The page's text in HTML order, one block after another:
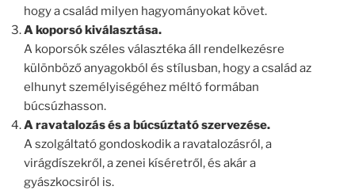
hogy a család milyen hagyományokat követ.
A koporsó kiválasztása.
A koporsók széles választéka áll rendelkezésre
különböző anyagokból és stílusban, hogy a család az
elhunyt személyiségéhez méltó formában
búcsúzhasson.
A ravatalozás és a búcsúztató szervezése.
A szolgáltató gondoskodik a ravatalozásról, a
virágdíszekről, a zenei kíséretről, és akár a
gyászkocsiról is.